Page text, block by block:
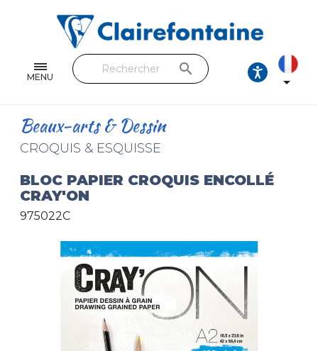
MENU
Feuilles & Copies
Beaux-arts & Dessin
Loisirs créatifs
Cuir & trousses
RETROUVEZ NOS COLLECTIONS
Toutes les collections
search

Beaux-arts & Dessin
CROQUIS & ESQUISSE
BLOC PAPIER CROQUIS ENCOLLÉ
CRAY'ON
975022C